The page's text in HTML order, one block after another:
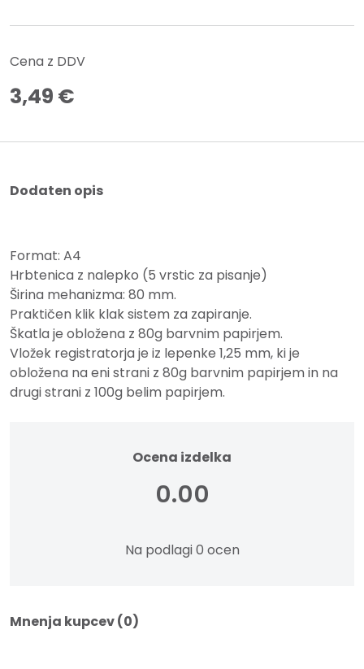
Cena z DDV
3,49 €
Dodaten opis
Format: A4
Hrbtenica z nalepko (5 vrstic za pisanje)
Širina mehanizma: 80 mm.
Praktičen klik klak sistem za zapiranje.
Škatla je obložena z 80g barvnim papirjem.
Vložek registratorja je iz lepenke 1,25 mm, ki je
obložena na eni strani z 80g barvnim papirjem in na
drugi strani z 100g belim papirjem.
Mnenja kupcev (0)
Ocena izdelka
0.00
Na podlagi 0 ocen